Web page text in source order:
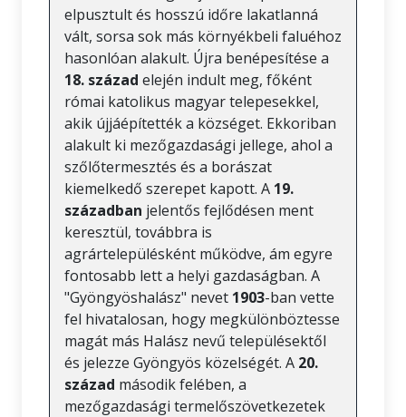
elpusztult és hosszú időre lakatlanná
vált, sorsa sok más környékbeli faluéhoz
hasonlóan alakult. Újra benépesítése a
18. század elején indult meg, főként
római katolikus magyar telepesekkel,
akik újjáépítették a községet. Ekkoriban
alakult ki mezőgazdasági jellege, ahol a
szőlőtermesztés és a borászat
kiemelkedő szerepet kapott. A 19.
században jelentős fejlődésen ment
keresztül, továbbra is
agrártelepülésként működve, ám egyre
fontosabb lett a helyi gazdaságban. A
"Gyöngyöshalász" nevet 1903-ban vette
fel hivatalosan, hogy megkülönböztesse
magát más Halász nevű településektől
és jelezze Gyöngyös közelségét. A 20.
század második felében, a
mezőgazdasági termelőszövetkezetek